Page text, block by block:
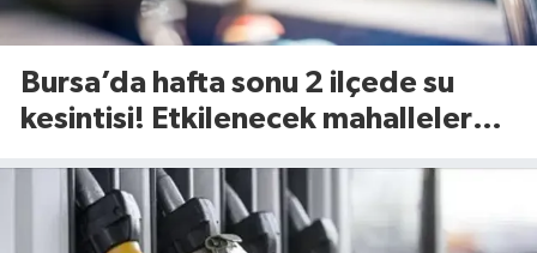
Bursa’da hafta sonu 2 ilçede su
kesintisi! Etkilenecek mahalleler